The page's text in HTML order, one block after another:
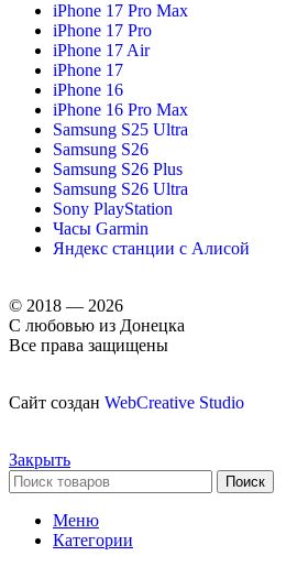
iPhone 17 Pro Max
iPhone 17 Pro
iPhone 17 Air
iPhone 17
iPhone 16
iPhone 16 Pro Max
Samsung S25 Ultra
Samsung S26
Samsung S26 Plus
Samsung S26 Ultra
Sony PlayStation
Часы Garmin
Яндекс станции с Алисой
© 2018 — 2026
С любовью из Донецка
Все права защищены
Сайт создан WebCreative Studio
Закрыть
Поиск
Меню
Категории